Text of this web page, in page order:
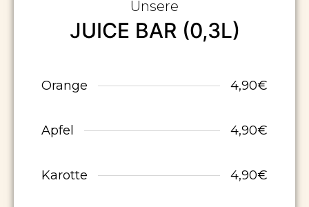
Unsere
JUICE BAR (0,3L)
Orange 4,90€
Apfel 4,90€
Karotte 4,90€